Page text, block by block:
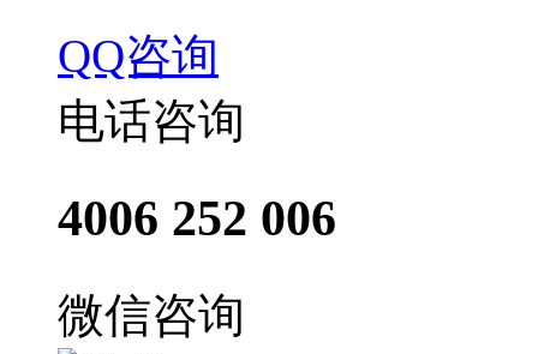
QQ咨询
电话咨询
4006 252 006
微信咨询